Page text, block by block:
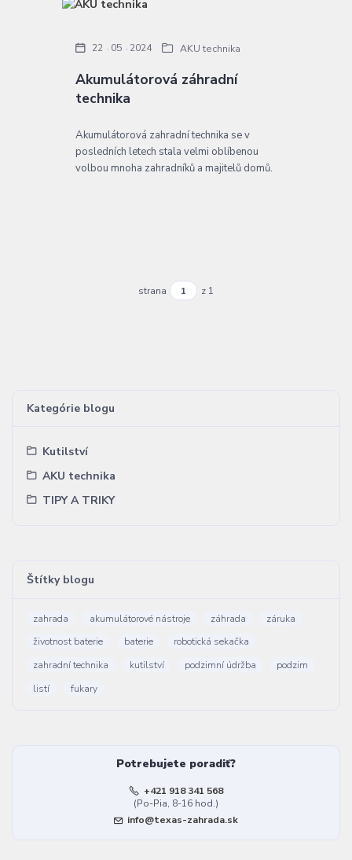
Kategórie blogu
Kutilství
AKU technika
TIPY A TRIKY
Štítky blogu
zahrada akumulátorové nástroje záhrada
záruka
životnost baterie
baterie
robotická sekačka
zahradní technika
kutilství podzimní údržba
podzim
listí
fukary
Potrebujete poradiť?
+421 918 341 568
(Po-Pia, 8-16 hod.)
info@texas-zahrada.sk
Akumulátorová záhradní
technika
22 05 2024 AKU technika
Akumulátorová zahradní technika se v
posledních letech stala velmi oblíbenou
volbou mnoha zahradníků a majitelů domů.
strana z 1